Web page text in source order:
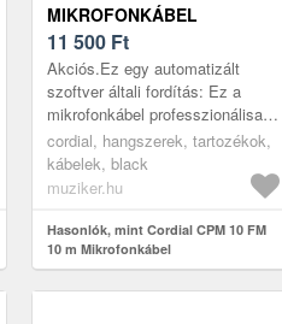
MIKROFONKÁBEL
11 500 Ft
Akciós.Ez egy automatizált
szoftver általi fordítás: Ez a
mikrofonkábel professzionálisan
kiegyensúlyozott csatlakozást
biztosít a mikrofon és a színpadi
...
cordial, hangszerek, tartozékok,
kábelek, black
muziker.hu
Hasonlók, mint Cordial CPM 10 FM
10 m Mikrofonkábel